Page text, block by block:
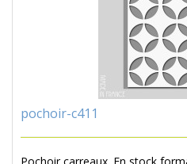
pochoir-c411